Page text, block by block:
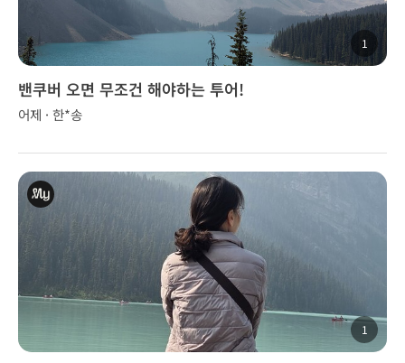
1
밴쿠버 오면 무조건 해야하는 투어!
어제 · 한*송
1